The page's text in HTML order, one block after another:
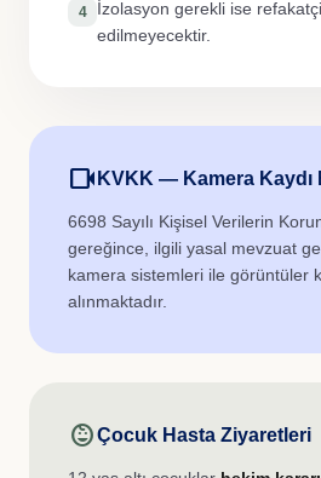
4
İzolasyon gerekli ise
edilmeyecektir.
videocam KVKK — Kamera Kaydı
6698 Sayılı Kişisel Verilerin
gereğince, ilgili yasal mevzuat
kamera sistemleri ile görüntüler
alınmaktadır.
child_careÇocuk Hasta Ziyaretleri